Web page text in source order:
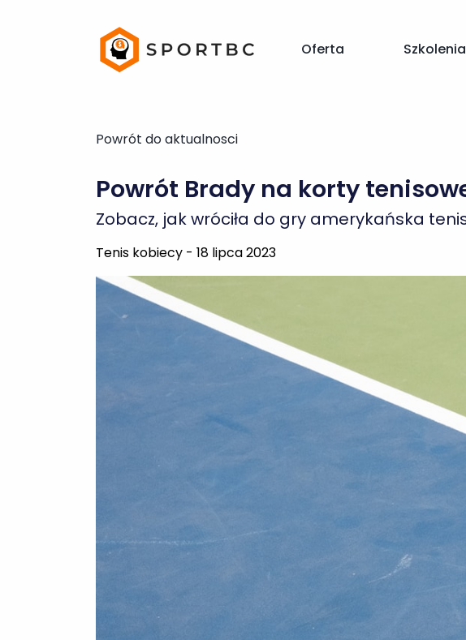
Oferta Szkolenia
Powrót Brady na korty tenisowe
Tenis kobiecy - 18 lipca 2023